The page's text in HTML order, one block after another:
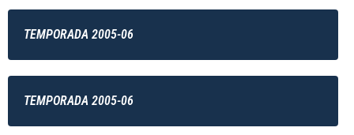
TEMPORADA 2005-06
TEMPORADA 2005-06